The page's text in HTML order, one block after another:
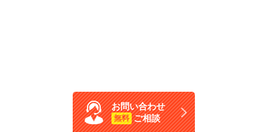
お問い合わせ
無料 ご相談